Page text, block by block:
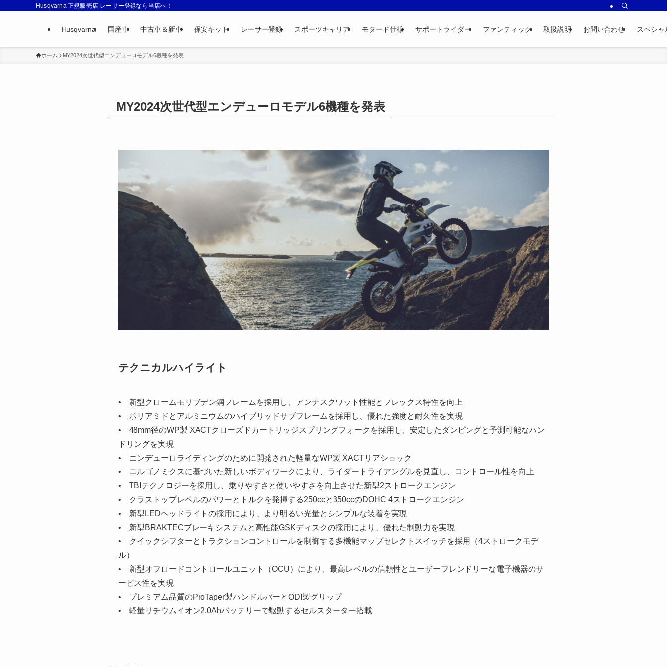
Husqvarna 正規販売店|レーサー登録なら当店へ！
Husqvarna 国産車 中古車＆新車 保安キット レーサー登録 スポーツキャリア モタード仕様 サポートライダー ファンティック 取扱説明 お問い合わせ スペシャ
ホーム MY2024次世代型エンデューロモデル6機種を発表
MY2024次世代型エンデューロモデル6機種を発表
テクニカルハイライト
• 新型クロームモリブデン鋼フレームを採用し、アンチスクワット性能とフレックス特性を向上
• ポリアミドとアルミニウムのハイブリッドサブフレームを採用し、優れた強度と耐久性を実現
• 48mm径のWP製 XACTクローズドカートリッジスプリングフォークを採用し、安定したダンピングと予測可能なハン
ドリングを実現
• エンデューロライディングのために開発された軽量なWP製 XACTリアショック
• エルゴノミクスに基づいた新しいボディワークにより、ライダートライアングルを見直し、コントロール性を向上
• TBIテクノロジーを採用し、乗りやすさと使いやすさを向上させた新型2ストロークエンジン
• クラストップレベルのパワーとトルクを発揮する250ccと350ccのDOHC 4ストロークエンジン
• 新型LEDヘッドライトの採用により、より明るい光量とシンプルな装着を実現
• 新型BRAKTECブレーキシステムと高性能GSKディスクの採用により、優れた制動力を実現
• クイックシフターとトラクションコントロールを制御する多機能マップセレクトスイッチを採用（4ストロークモデ
ル）
• 新型オフロードコントロールユニット（OCU）により、最高レベルの信頼性とユーザーフレンドリーな電子機器のサ
ービス性を実現
• プレミアム品質のProTaper製ハンドルバーとODI製グリップ
• 軽量リチウムイオン2.0Ahバッテリーで駆動するセルスターター搭載